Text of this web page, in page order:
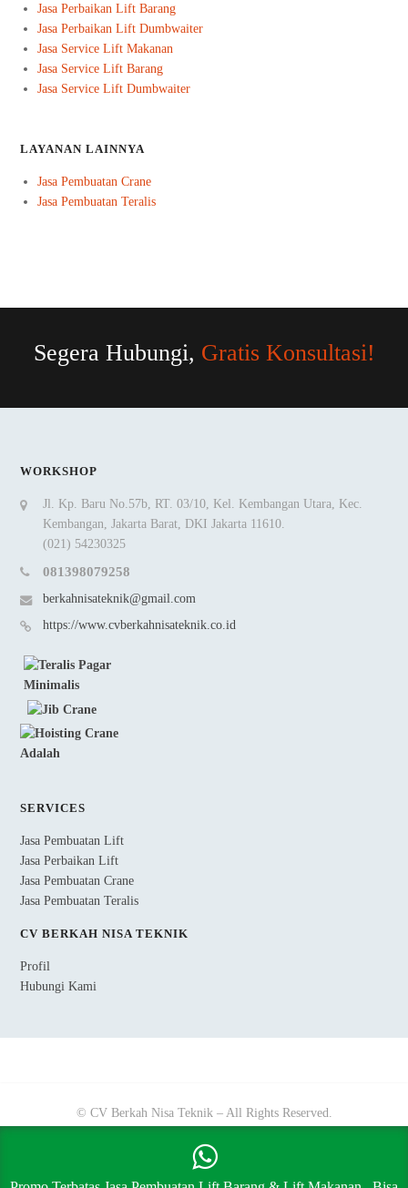
Jasa Perbaikan Lift Barang
Jasa Perbaikan Lift Dumbwaiter
Jasa Service Lift Makanan
Jasa Service Lift Barang
Jasa Service Lift Dumbwaiter
LAYANAN LAINNYA
Jasa Pembuatan Crane
Jasa Pembuatan Teralis
Segera Hubungi, Gratis Konsultasi!
WORKSHOP
Jl. Kp. Baru No.57b, RT. 03/10, Kel. Kembangan Utara, Kec.
Kembangan, Jakarta Barat, DKI Jakarta 11610.
(021) 54230325
081398079258
berkahnisateknik@gmail.com
https://www.cvberkahnisateknik.co.id
SERVICES
Jasa Pembuatan Lift
Jasa Perbaikan Lift
Jasa Pembuatan Crane
Jasa Pembuatan Teralis
CV BERKAH NISA TEKNIK
Profil
Hubungi Kami
© CV Berkah Nisa Teknik – All Rights Reserved.